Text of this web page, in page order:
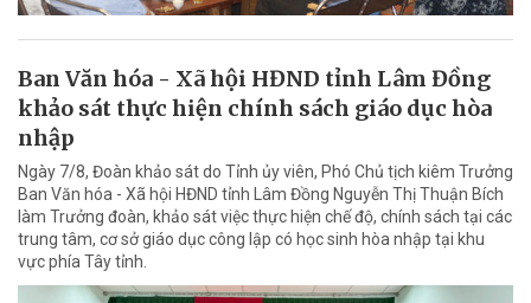
Ban Văn hóa - Xã hội HĐND tỉnh Lâm Đồng
khảo sát thực hiện chính sách giáo dục hòa
nhập
Ngày 7/8, Đoàn khảo sát do Tỉnh ủy viên, Phó Chủ tịch kiêm Trưởng
Ban Văn hóa - Xã hội HĐND tỉnh Lâm Đồng Nguyễn Thị Thuận Bích
làm Trưởng đoàn, khảo sát việc thực hiện chế độ, chính sách tại các
trung tâm, cơ sở giáo dục công lập có học sinh hòa nhập tại khu
vực phía Tây tỉnh.